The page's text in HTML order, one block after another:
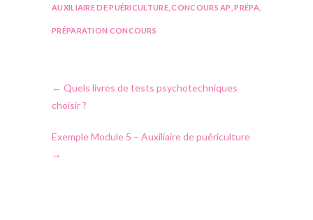
AUXILIAIRE DE PUÉRICULTURE,CONCOURS AP ,PRÉPA,
PRÉPARATION CONCOURS
← Quels livres de tests psychotechniques
choisir ?
Exemple Module 5 – Auxiliaire de puériculture
→